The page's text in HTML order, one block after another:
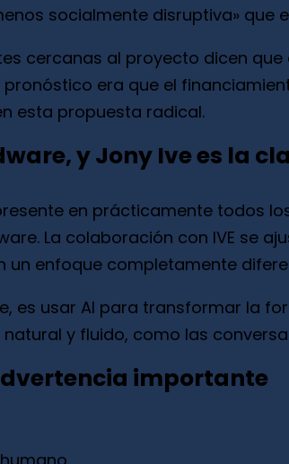
socialmente disruptiva» que
cercanas al proyecto dicen que
pronóstico era que el
esta propuesta radical.
y Jony Ive es la
en prácticamente todos
La colaboración con IVE se
un enfoque completamente
es usar AI para transformar la
y fluido, como las
importante